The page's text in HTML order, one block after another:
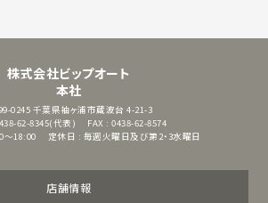
株式会社ビップオート
本社
0245 千葉県袖ヶ浦市蔵波台 4-21-3
62-8345(代表)
FAX : 0438-62-8574
～18:00
定休日 : 毎週火曜日及び第2・3水曜日
店舗情報